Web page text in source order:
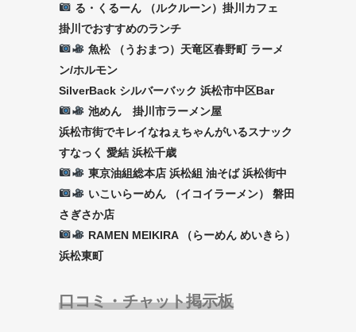
る・くるーん （ルクルーン）掛川カフェ
掛川でおすすめのランチ
魚松 （うおまつ）天竜区春野町 ラーメ
ン/ホルモン
SilverBack シルバーバック 浜松市中区Bar
池めん 掛川市ラーメン屋
浜松市街でキレイなねぇちゃんがいるスナック
すなっく 愛結 浜松千歳
東京油組総本店 浜松組 油そば 浜松街中
いこいらーめん （イコイラーメン） 磐田
さぎさか店
RAMEN MEIKIRA （らーめん めいきら）
浜松東町
口コミ・チャット掲示板